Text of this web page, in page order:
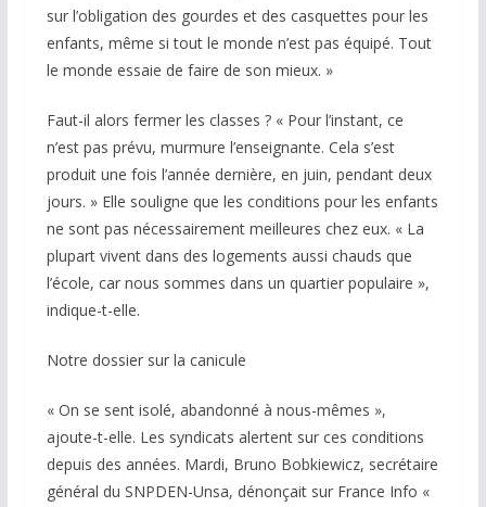
sur l’obligation des gourdes et des casquettes pour les
enfants, même si tout le monde n’est pas équipé. Tout
le monde essaie de faire de son mieux. »
Faut-il alors fermer les classes ? « Pour l’instant, ce
n’est pas prévu, murmure l’enseignante. Cela s’est
produit une fois l’année dernière, en juin, pendant deux
jours. » Elle souligne que les conditions pour les enfants
ne sont pas nécessairement meilleures chez eux. « La
plupart vivent dans des logements aussi chauds que
l’école, car nous sommes dans un quartier populaire »,
indique-t-elle.
Notre dossier sur la canicule
« On se sent isolé, abandonné à nous-mêmes »,
ajoute-t-elle. Les syndicats alertent sur ces conditions
depuis des années. Mardi, Bruno Bobkiewicz, secrétaire
général du SNPDEN-Unsa, dénonçait sur France Info «